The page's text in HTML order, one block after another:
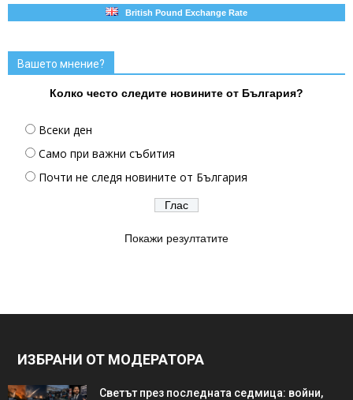
British Pound Exchange Rate
Вашето мнение?
Колко често следите новините от България?
Всеки ден
Само при важни събития
Почти не следя новините от България
Покажи резултатите
ИЗБРАНИ ОТ МОДЕРАТОРА
Светът през последната седмица: войни,